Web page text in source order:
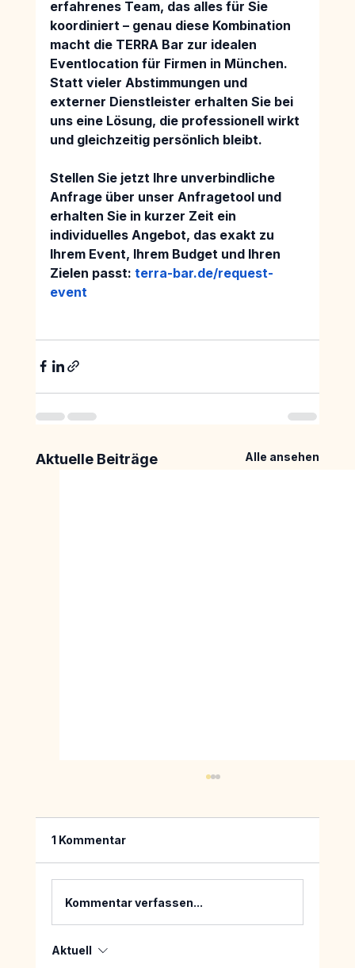
erfahrenes Team, das alles für Sie
koordiniert – genau diese Kombination
macht die TERRA Bar zur idealen
Eventlocation für Firmen in München.
Statt vieler Abstimmungen und
externer Dienstleister erhalten Sie bei
uns eine Lösung, die professionell wirkt
und gleichzeitig persönlich bleibt.
Stellen Sie jetzt Ihre unverbindliche
Anfrage über unser Anfragetool und
erhalten Sie in kurzer Zeit ein
individuelles Angebot, das exakt zu
Ihrem Event, Ihrem Budget und Ihren
Zielen passt: terra-bar.de/request-
event
Aktuelle Beiträge Alle ansehen
1 Kommentar
Kommentar verfassen...
Aktuell